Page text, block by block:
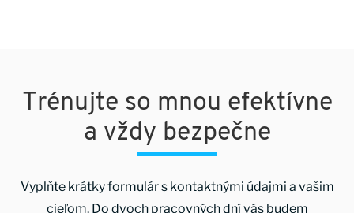
Trénujte so mnou efektívne
a vždy bezpečne
Vyplňte krátky formulár s kontaktnými údajmi a vašim
cieľom. Do dvoch pracovných dní vás budem